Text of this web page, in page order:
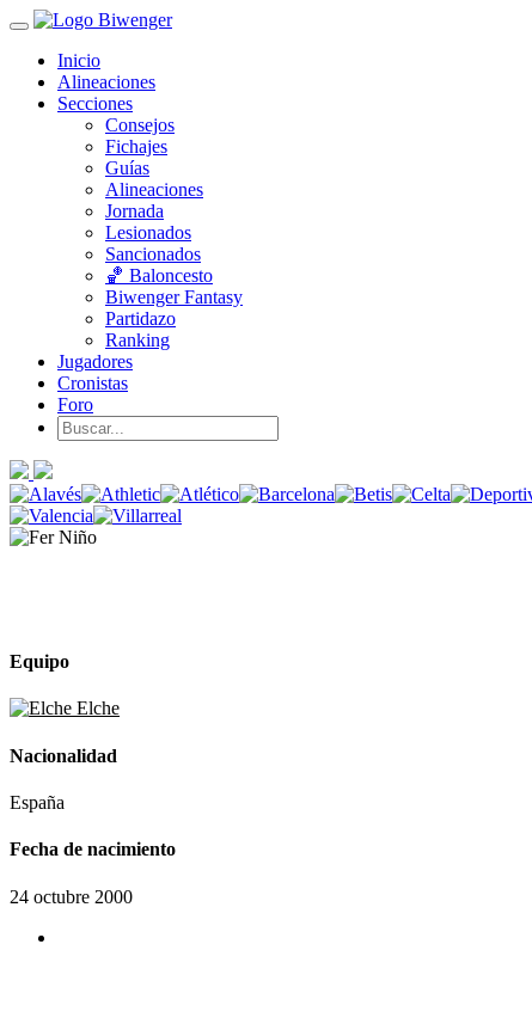
Inicio
Alineaciones
Secciones
Consejos
Fichajes
Guías
Alineaciones
Jornada
Lesionados
Sancionados
🏀 Baloncesto
Biwenger Fantasy
Partidazo
Ranking
Jugadores
Cronistas
Foro
Equipo
Elche
Nacionalidad
España
Fecha de nacimiento
24 octubre 2000